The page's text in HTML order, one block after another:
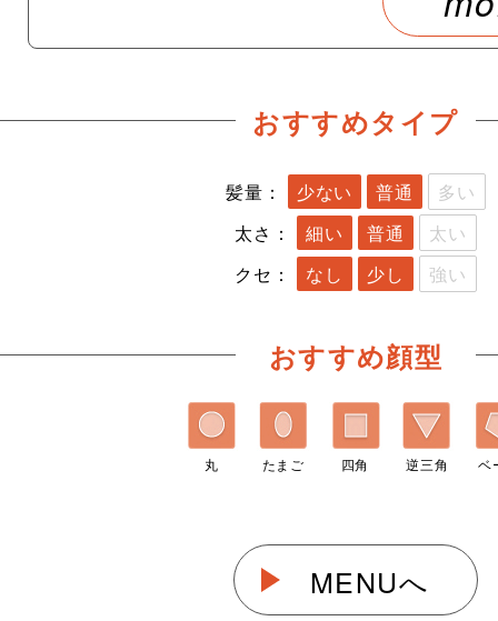
おすすめタイプ
髪量： 少ない 普通
多い
太さ：
細い 普通
太い
クセ：
なし 少し 強い
おすすめ顔型
丸 たまご 四角 逆三角 ベ
MENUへ